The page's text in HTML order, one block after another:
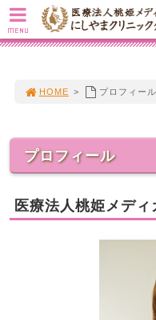
HOME > プロフィール
プロフィール
医療法人桃姫メデ
MENU